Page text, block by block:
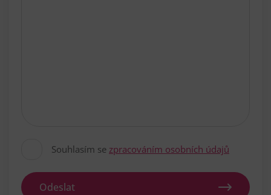
Souhlasím se zpracováním osobních údajů
Odeslat